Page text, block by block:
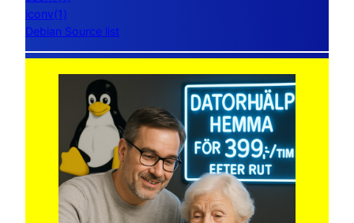
iconv(1)
Debian Source list